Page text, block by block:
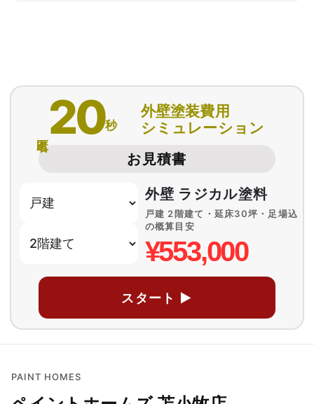
20秒
外壁塗装費用
シミュレーション
お見積書
外壁 ラジカル塗料
戸建 2階建て・延床30坪・足場込
の概算目安
¥553,000
スタート ▶
PAINT HOMES